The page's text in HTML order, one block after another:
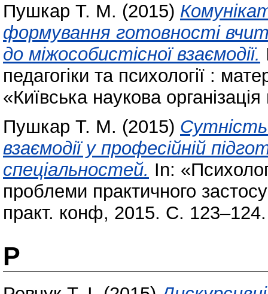
Пушкар Т. М. (2015)
формування готовності
до міжособистісної взаємодії.
педагогіки та психології :
«Київська наукова
Пушкар Т. М. (2015) Сутність
взаємодії у професійній
спеціальностей. In:
проблеми практичного
практ. конф, 2015. С. 123–124.
Р